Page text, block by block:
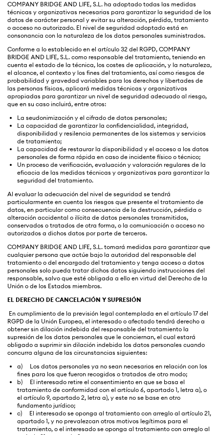
COMPANY BRIDGE AND LIFE, S.L. ha adoptado todas las medidas
técnicas y organizativas necesarias para garantizar la seguridad de los
datos de carácter personal y evitar su alteración, pérdida, tratamiento
o acceso no autorizado. El nivel de seguridad adoptado está en
consonancia con la naturaleza de los datos personales suministrados.
Conforme a lo establecido en el artículo 32 del RGPD, COMPANY
BRIDGE AND LIFE, S.L. como responsable del tratamiento, teniendo en
cuenta el estado de la técnica, los costes de aplicación, y la naturaleza,
el alcance, el contexto y los fines del tratamiento, así como riesgos de
probabilidad y gravedad variables para los derechos y libertades de
las personas físicas, aplicará medidas técnicas y organizativas
apropiadas para garantizar un nivel de seguridad adecuado al riesgo,
que en su caso incluirá, entre otros:
La seudonimización y el cifrado de datos personales;
La capacidad de garantizar la confidencialidad, integridad,
disponibilidad y resilencia permanentes de los sistemas y servicios
de tratamiento;
La capacidad de restaurar la disponibilidad y el acceso a los datos
personales de forma rápida en caso de incidente físico o técnico;
Un proceso de verificación, evaluación y valoración regulares de la
eficacia de las medidas técnicas y organizativas para garantizar la
seguridad del tratamiento.
Al evaluar la adecuación del nivel de seguridad se tendrá
particularmente en cuenta los riesgos que presente el tratamiento de
datos, en particular como consecuencia de la destrucción, pérdida o
alteración accidental o ilícita de datos personales transmitidos,
conservados o tratados de otra forma, o la comunicación o acceso no
autorizados a dichos datos por parte de terceros.
COMPANY BRIDGE AND LIFE, S.L. tomará medidas para garantizar que
cualquier persona que actúe bajo la autoridad del responsable del
tratamiento o del encargado del tratamiento y tenga acceso a datos
personales solo pueda tratar dichos datos siguiendo instrucciones del
responsable, salvo que esté obligada a ello en virtud del Derecho de la
Unión o de los Estados miembros.
EL DERECHO DE CANCELACIÓN Y SUPRESIÓN
En cumplimiento de la previsión legal contemplada en el artículo 17 del
RGPD de la Unión Europea, el interesado o afectado tendrá derecho a
obtener sin dilación indebida del responsable del tratamiento la
supresión de los datos personales que le conciernan, el cual estará
obligado a suprimir sin dilación indebida los datos personales cuando
concurra alguna de las circunstancias siguientes:
a) Los datos personales ya no sean necesarios en relación con los
fines para los que fueron recogidos o tratados de otro modo;
b) El interesado retire el consentimiento en que se basa el
tratamiento de conformidad con el artículo 6, apartado 1, letra a), o
el artículo 9, apartado 2, letra a), y este no se base en otro
fundamento jurídico;
c) El interesado se oponga al tratamiento con arreglo al artículo 21,
apartado 1, y no prevalezcan otros motivos legítimos para el
tratamiento, o el interesado se oponga al tratamiento con arreglo al